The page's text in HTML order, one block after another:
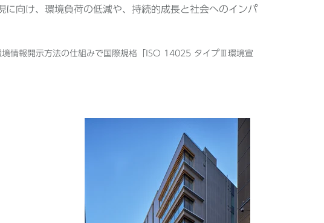
に向け、環境負荷の低減や、持続的成長と社会へのインパ
情報開示方法の仕組みで国際規格「ISO 14025 タイプⅢ環境宣